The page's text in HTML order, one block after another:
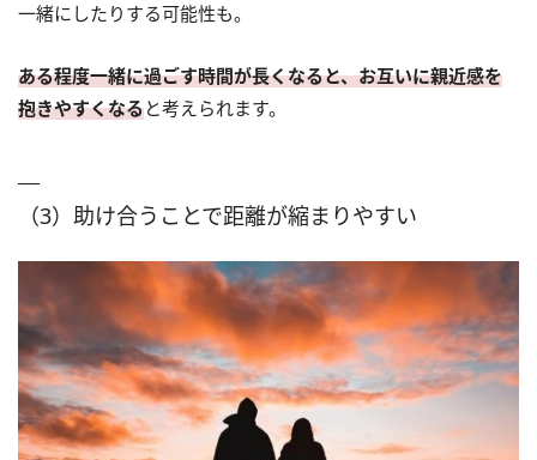
一緒にしたりする可能性も。
ある程度一緒に過ごす時間が長くなると、お互いに親近感を
抱きやすくなると考えられます。
（3）助け合うことで距離が縮まりやすい